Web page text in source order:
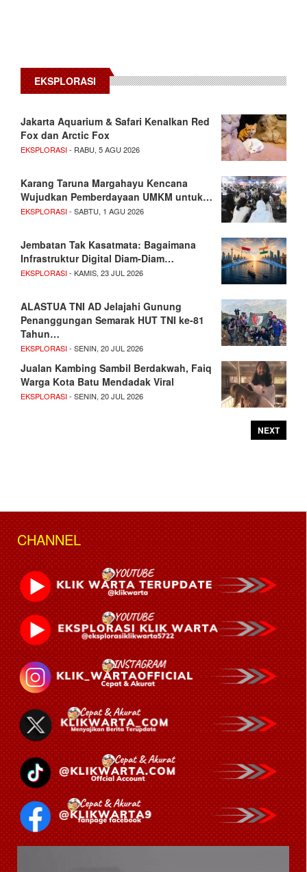
EKSPLORASI
Jakarta Aquarium & Safari Kenalkan Red
Fox dan Arctic Fox
EKSPLORASI- RABU, 5 AGU 2026
Karang Taruna Margahayu Kencana
Wujudkan Pemberdayaan UMKM untuk…
EKSPLORASI- SABTU, 1 AGU 2026
Jembatan Tak Kasatmata: Bagaimana
Infrastruktur Digital Diam-Diam…
EKSPLORASI- KAMIS, 23 JUL 2026
ALASTUA TNI AD Jelajahi Gunung
Penanggungan Semarak HUT TNI ke-81
Tahun…
EKSPLORASI- SENIN, 20 JUL 2026
Jualan Kambing Sambil Berdakwah, Faiq
Warga Kota Batu Mendadak Viral
EKSPLORASI- SENIN, 20 JUL 2026
NEXT
CHANNEL